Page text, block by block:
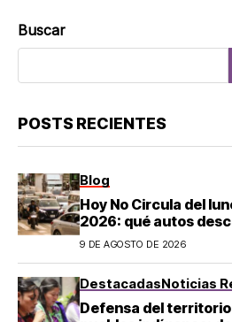
Buscar
POSTS RECIENTES
Blog
Hoy No Circula del
2026: qué autos
salir en CDMX y el
9 DE AGOSTO DE 2026
DestacadasNoticias
Defensa del